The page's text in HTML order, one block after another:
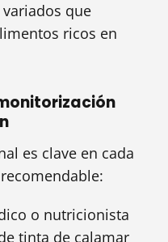
que
ricos en
es clave en cada
o nutricionista
tinta de calamar